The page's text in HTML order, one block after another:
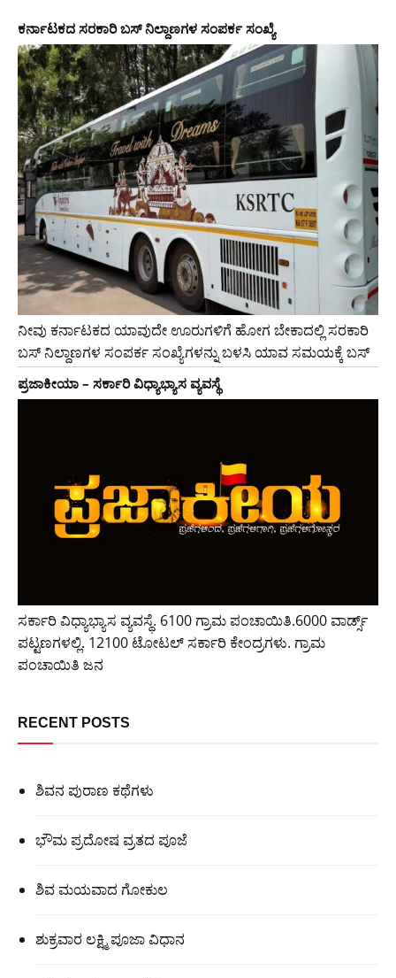
ಕರ್ನಾಟಕದ ಸರಕಾರಿ ಬಸ್ ನಿಲ್ದಾಣಗಳ ಸಂಪರ್ಕ ಸಂಖ್ಯೆ
ನೀವು ಕರ್ನಾಟಕದ ಯಾವುದೇ ಊರುಗಳಿಗೆ ಹೋಗ ಬೇಕಾದಲ್ಲಿ ಸರಕಾರಿ
ಬಸ್ ನಿಲ್ದಾಣಗಳ ಸಂಪರ್ಕ ಸಂಖ್ಯೆಗಳನ್ನು ಬಳಸಿ ಯಾವ ಸಮಯಕ್ಕೆ ಬಸ್
ಪ್ರಜಾಕೀಯಾ – ಸರ್ಕಾರಿ ವಿಧ್ಯಾಭ್ಯಾಸ ವ್ಯವಸ್ಥೆ
ಸರ್ಕಾರಿ ವಿಧ್ಯಾಭ್ಯಾಸ ವ್ಯವಸ್ಥೆ. 6100 ಗ್ರಾಮ ಪಂಚಾಯಿತಿ.6000 ವಾರ್ಡ್ಸ್
ಪಟ್ಟಣಗಳಲ್ಲಿ. 12100 ಟೋಟಲ್ ಸರ್ಕಾರಿ ಕೇಂದ್ರಗಳು. ಗ್ರಾಮ
ಪಂಚಾಯಿತಿ ಜನ
RECENT POSTS
ಶಿವನ ಪುರಾಣ ಕಥೆಗಳು
ಭೌಮ ಪ್ರದೋಷ ವ್ರತದ ಪೂಜೆ
ಶಿವ ಮಯವಾದ ಗೋಕುಲ
ಶುಕ್ರವಾರ ಲಕ್ಷ್ಮಿ ಪೂಜಾ ವಿಧಾನ